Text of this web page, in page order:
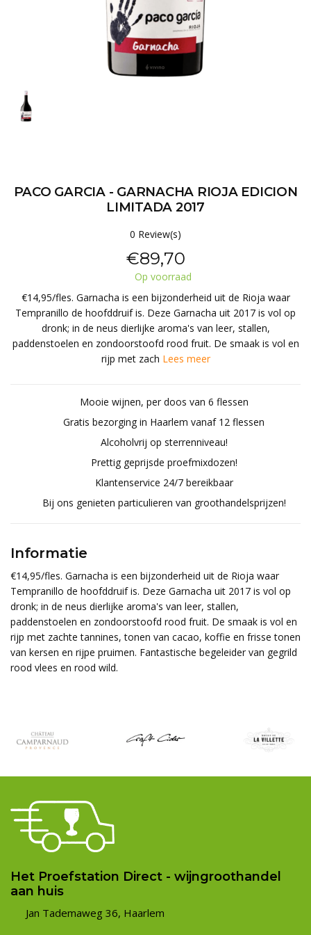
PACO GARCIA - GARNACHA RIOJA EDICION
LIMITADA 2017
0 Review(s)
€89,70
Op voorraad
€14,95/fles. Garnacha is een bijzonderheid uit de Rioja waar
Tempranillo de hoofddruif is. Deze Garnacha uit 2017 is vol op
dronk; in de neus dierlijke aroma's van leer, stallen,
paddenstoelen en zondoorstoofd rood fruit. De smaak is vol en
rijp met zach Lees meer
Mooie wijnen, per doos van 6 flessen
Gratis bezorging in Haarlem vanaf 12 flessen
Alcoholvrij op sterrenniveau!
Prettig geprijsde proefmixdozen!
Klantenservice 24/7 bereikbaar
Bij ons genieten particulieren van groothandelsprijzen!
Informatie
€14,95/fles. Garnacha is een bijzonderheid uit de Rioja waar
Tempranillo de hoofddruif is. Deze Garnacha uit 2017 is vol op
dronk; in de neus dierlijke aroma's van leer, stallen,
paddenstoelen en zondoorstoofd rood fruit. De smaak is vol en
rijp met zachte tannines, tonen van cacao, koffie en frisse tonen
van kersen en rijpe pruimen. Fantastische begeleider van gegrild
rood vlees en rood wild.
Het Proefstation Direct - wijngroothandel
aan huis
Jan Tademaweg 36, Haarlem